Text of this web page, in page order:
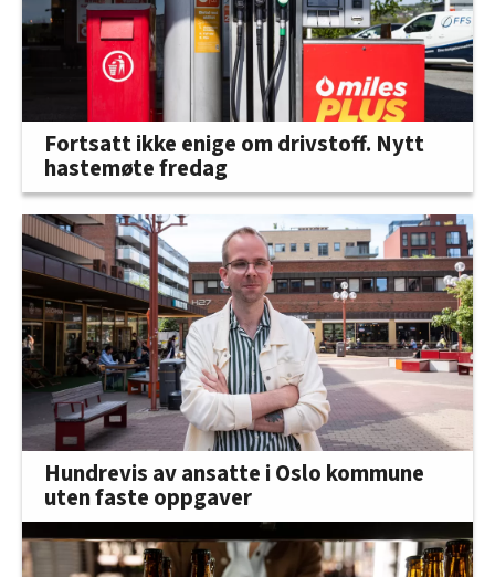
Fortsatt ikke enige om drivstoff. Nytt
hastemøte fredag
Hundrevis av ansatte i Oslo kommune
uten faste oppgaver